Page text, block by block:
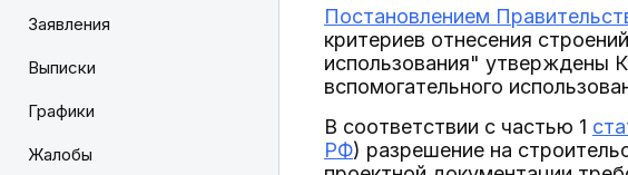
Заявления
Выписки
Графики
Жалобы
Постановлением
критериев отнесения
использования" утверждены
вспомогательного
В соответствии с частью 1
РФ) разрешение на